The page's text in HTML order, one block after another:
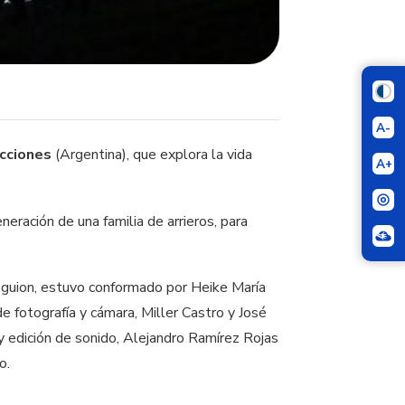
A-
A+
(Argentina), que explora la vida
de una familia de arrieros, para
estuvo conformado por Heike María
fotografía y cámara, Miller Castro y José
de sonido, Alejandro Ramírez Rojas